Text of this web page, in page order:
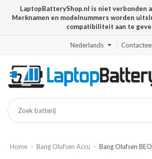
LaptopBatteryShop.nl is niet verbonden
Merknamen en modelnummers worden
compatibiliteit aan te
Nederlands
Home Bang Olufsen Accu Bang Olufsen